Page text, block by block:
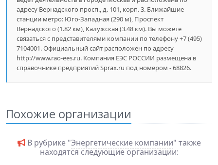
адресу Вернадского просп., д. 101, корп. 3. Ближайшие
станции метро: Юго-Западная (290 м), Проспект
Вернадского (1.82 км), Калужская (3.48 км). Вы можете
связаться с представителями компании по телефону +7 (495)
7104001. Официальный сайт расположен по адресу
http://www.rao-ees.ru. Компания ЕЭС РОССИИ размещена в
справочнике предприятий Sprax.ru под номером - 68826.
Похожие организации
В рубрике "Энергетические компании" также
находятся следующие организации: